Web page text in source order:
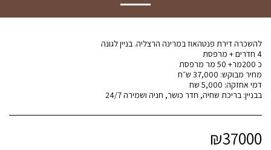
בבניין: בריכת שחיה, חדר כושר, חניה ושמירה 24/7
₪37000